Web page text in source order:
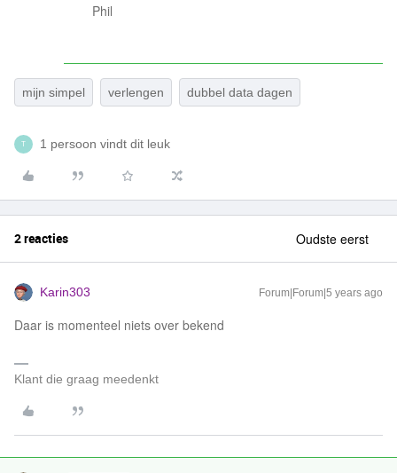
Phil
mijn simpel verlengen dubbel data dagen
T 1 persoon vindt dit leuk
2 reacties Oudste eerst
Karin303 Forum|Forum|5 years ago
Daar is momenteel niets over bekend
Klant die graag meedenkt